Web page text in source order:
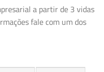
a partir de 3 vidas
fale com um dos